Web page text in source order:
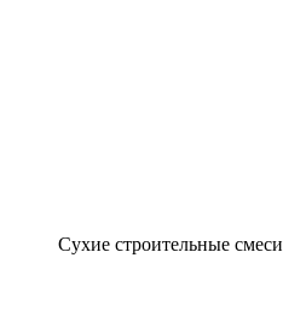
Сухие строительные смеси